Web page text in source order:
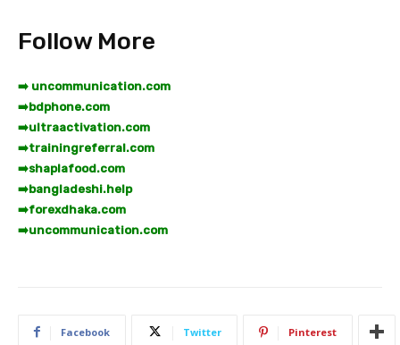
Follow More
➡️ uncommunication.com
➡️bdphone.com
➡️ultraactivation.com
➡️trainingreferral.com
➡️shaplafood.com
➡️bangladeshi.help
➡️forexdhaka.com
➡️uncommunication.com
Facebook Twitter Pinterest